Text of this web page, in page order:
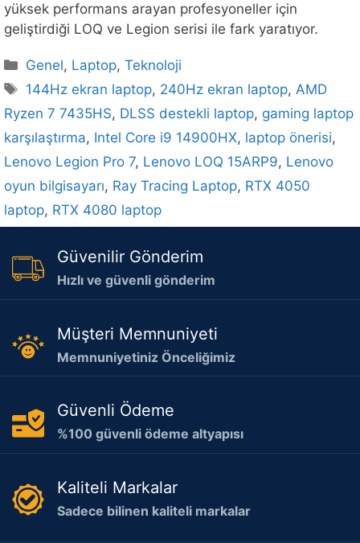
yüksek performans arayan profesyoneller için
geliştirdiği LOQ ve Legion serisi ile fark yaratıyor.
Kategoriler
Genel, Laptop,Teknoloji
Etiketler
144Hz ekran laptop, 240Hz ekran laptop,AMD
Ryzen 7 7435HS, DLSS destekli laptop, gaming laptop
karşılaştırma, Intel Core i9 14900HX, laptop önerisi,
Lenovo Legion Pro 7, Lenovo LOQ 15ARP9, Lenovo
oyun bilgisayarı, Ray Tracing Laptop, RTX 4050
laptop, RTX 4080 laptop
Güvenilir Gönderim
Hızlı ve güvenli gönderim
Müşteri Memnuniyeti
Memnuniyetiniz Önceliğimiz
Güvenli Ödeme
%100 güvenli ödeme altyapısı
Kaliteli Markalar
Sadece bilinen kaliteli markalar